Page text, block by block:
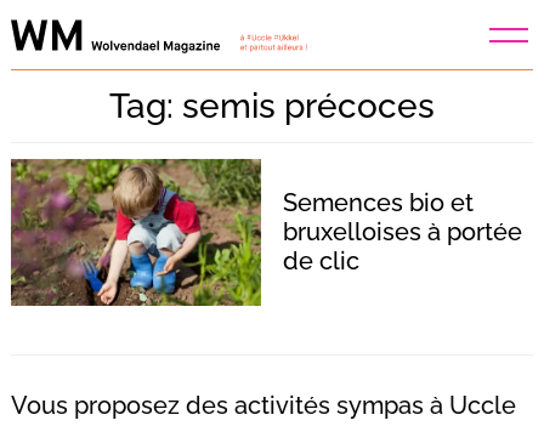
Skip
to
Tag: semis précoces
Semences bio et
bruxelloises à portée
de clic
Vous proposez des activités sympas à Uccle